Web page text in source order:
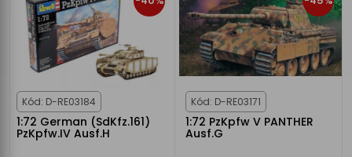
Kód: D-RE03184
1:72 German (SdKfz.161)
PzKpfw.IV Ausf.H
Kód: D-RE03171
1:72 PzKpfw V PANTHER
Ausf.G